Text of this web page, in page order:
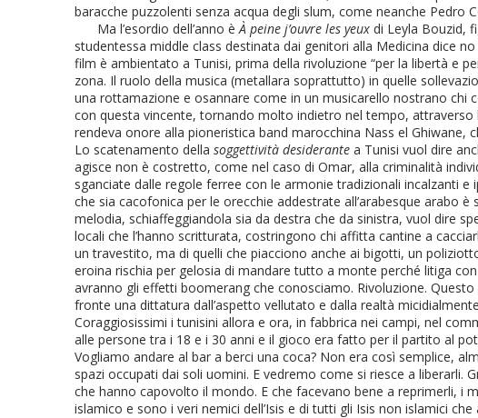
baracche puzzolenti senza acqua degli slum, come neanche Pedro
Ma l’esordio dell’anno è À peine j’ouvre les yeux di Leyla Bouzid,
studentessa middle class destinata dai genitori alla Medicina dice
film è ambientato a Tunisi, prima della rivoluzione “per la libertà e
zona. Il ruolo della musica (metallara soprattutto) in quelle
una rottamazione e osannare come in un musicarello nostrano
con questa vincente, tornando molto indietro nel tempo, attraverso
rendeva onore alla pioneristica band marocchina Nass el
Lo scatenamento della soggettività desiderante a Tunisi vuol dire
agisce non è costretto, come nel caso di Omar, alla criminalità
sganciate dalle regole ferree con le armonie tradizionali incalzanti
che sia cacofonica per le orecchie addestrate all’arabesque arabo
melodia, schiaffeggiandola sia da destra che da sinistra, vuol dire
locali che l’hanno scritturata, costringono chi affitta cantine a
un travestito, ma di quelli che piacciono anche ai bigotti, un
eroina rischia per gelosia di mandare tutto a monte perché litiga
avranno gli effetti boomerang che conosciamo. Rivoluzione.
fronte una dittatura dall’aspetto vellutato e dalla realtà
Coraggiosissimi i tunisini allora e ora, in fabbrica nei campi, nel
alle persone tra i 18 e i 30 anni e il gioco era fatto per il partito al
Vogliamo andare al bar a berci una coca? Non era così semplice,
spazi occupati dai soli uomini. E vedremo come si riesce a liberarli.
che hanno capovolto il mondo. E che facevano bene a reprimerli, i
islamico e sono i veri nemici dell’Isis e di tutti gli Isis non islamici